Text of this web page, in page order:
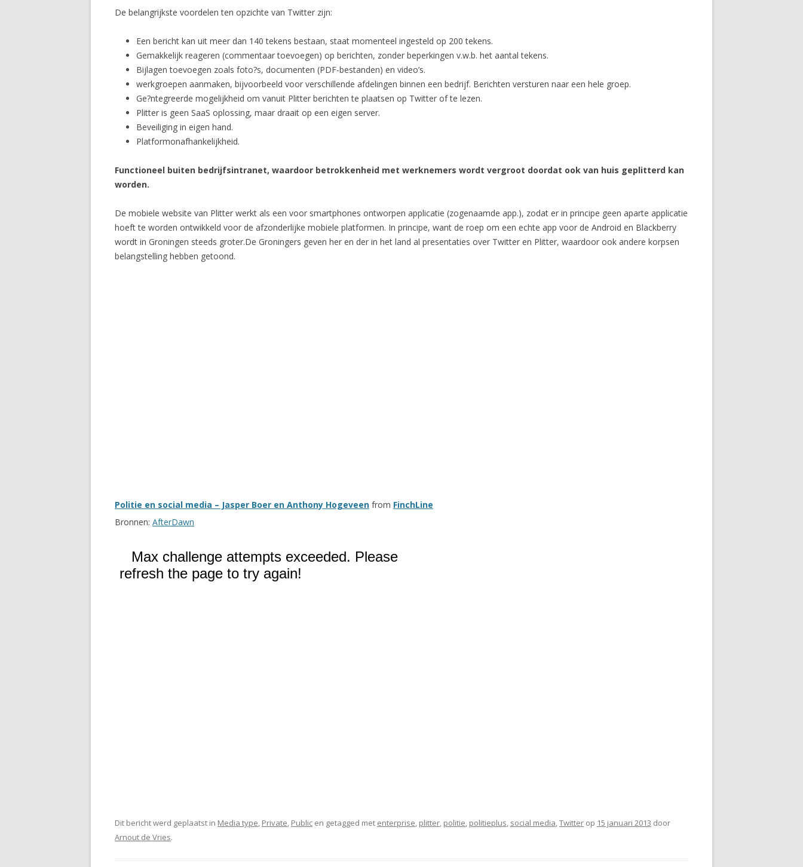
De belangrijkste voordelen ten opzichte van Twitter zijn:
Een bericht kan uit meer dan 140 tekens bestaan, staat momenteel ingesteld op 200 tekens.
Gemakkelijk reageren (commentaar toevoegen) op berichten, zonder beperkingen v.w.b. het aantal tekens.
Bijlagen toevoegen zoals foto?s, documenten (PDF-bestanden) en video’s.
werkgroepen aanmaken, bijvoorbeeld voor verschillende afdelingen binnen een bedrijf. Berichten versturen naar een hele groep.
Ge?ntegreerde mogelijkheid om vanuit Plitter berichten te plaatsen op Twitter of te lezen.
Plitter is geen SaaS oplossing, maar draait op een eigen server.
Beveiliging in eigen hand.
Platformonafhankelijkheid.
Functioneel buiten bedrijfsintranet, waardoor betrokkenheid met werknemers wordt vergroot doordat ook van huis geplitterd kan
worden.
De mobiele website van Plitter werkt als een voor smartphones ontworpen applicatie (zogenaamde app.), zodat er in principe geen aparte applicatie
hoeft te worden ontwikkeld voor de afzonderlijke mobiele platformen. In principe, want de roep om een echte app voor de Android en Blackberry
wordt in Groningen steeds groter.De Groningers geven her en der in het land al presentaties over Twitter en Plitter, waardoor ook andere korpsen
belangstelling hebben getoond.
Politie en social media – Jasper Boer en Anthony Hogeveen from FinchLine
Bronnen: AfterDawn
Dit bericht werd geplaatst in Media type, Private, Public en getagged met enterprise, plitter, politie, politieplus, social media,Twitter op 15 januari 2013 door
Arnout de Vries.